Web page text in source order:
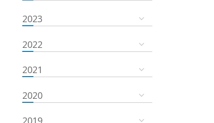
2023
2022
2021
2020